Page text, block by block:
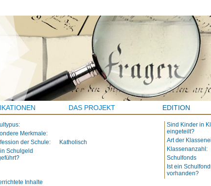
DAS PROJEKT EDITION
Merkmale:
der Schule:
Katholisch
Schulgeld
Sind Kinder in
eingeteilt?
Art der
Klassenanzahl:
Schulfonds
Ist ein
vorhanden?
Inhalte